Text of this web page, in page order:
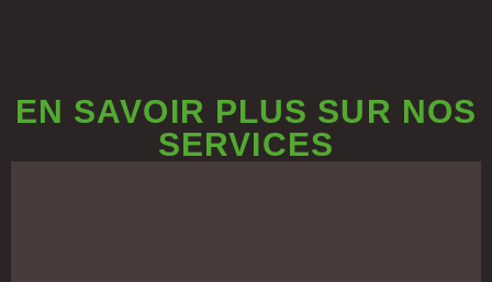
EN SAVOIR PLUS SUR NOS
SERVICES